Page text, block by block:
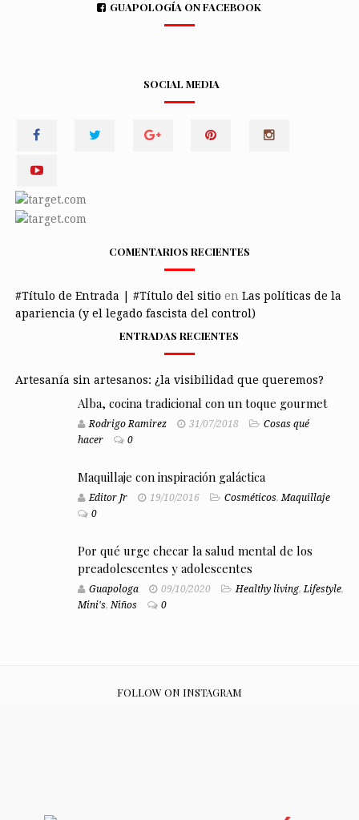
GUAPOLOGÍA ON FACEBOOK
SOCIAL MEDIA
COMENTARIOS RECIENTES
#Título de Entrada | #Título del sitio en Las políticas de la
apariencia (y el legado fascista del control)
ENTRADAS RECIENTES
Artesanía sin artesanos: ¿la visibilidad que queremos?
Alba, cocina tradicional con un toque gourmet
Rodrigo Ramirez 31/07/2018
Cosas qué
hacer
0
Maquillaje con inspiración galáctica
Editor Jr 19/10/2016 Cosméticos, Maquillaje
0
Por qué urge checar la salud mental de los
preadolescentes y adolescentes
Guapologa 09/10/2020 Healthy living, Lifestyle,
Mini's, Niños 0
FOLLOW ON INSTAGRAM